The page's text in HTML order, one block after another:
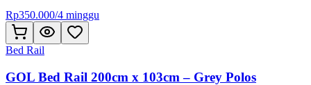
Rp350.000/4 minggu
Bed Rail
GOL Bed Rail 200cm x 103cm – Grey Polos